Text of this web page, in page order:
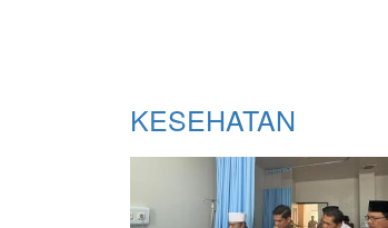
KESEHATAN